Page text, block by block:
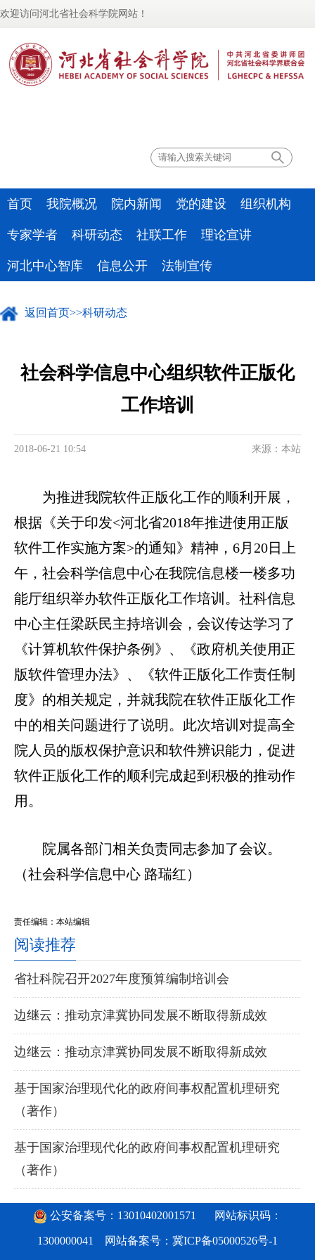
欢迎访问河北省社会科学院网站！
首页 我院概况 院内新闻 党的建设 组织机构
专家学者 科研动态 社联工作 理论宣讲
河北中心智库 信息公开 法制宣传
返回首页>>科研动态
社会科学信息中心组织软件正版化
工作培训
2018-06-21 10:54 来源：本站
为推进我院软件正版化工作的顺利开展，
根据《关于印发<河北省2018年推进使用正版
软件工作实施方案>的通知》精神，6月20日上
午，社会科学信息中心在我院信息楼一楼多功
能厅组织举办软件正版化工作培训。社科信息
中心主任梁跃民主持培训会，会议传达学习了
《计算机软件保护条例》、《政府机关使用正
版软件管理办法》、《软件正版化工作责任制
度》的相关规定，并就我院在软件正版化工作
中的相关问题进行了说明。此次培训对提高全
院人员的版权保护意识和软件辨识能力，促进
软件正版化工作的顺利完成起到积极的推动作
用。
院属各部门相关负责同志参加了会议。
（社会科学信息中心 路瑞红）
责任编辑：本站编辑
阅读推荐
省社科院召开2027年度预算编制培训会
边继云：推动京津冀协同发展不断取得新成效
边继云：推动京津冀协同发展不断取得新成效
基于国家治理现代化的政府间事权配置机理研究
（著作）
基于国家治理现代化的政府间事权配置机理研究
（著作）
公安备案号：13010402001571 网站标识码：
1300000041 网站备案号： 冀ICP备05000526号-1